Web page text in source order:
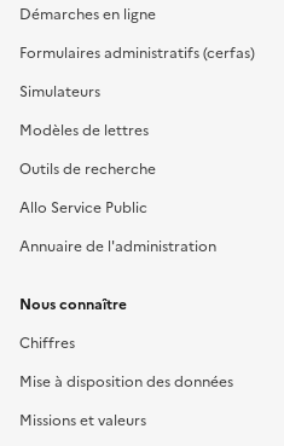
Démarches en ligne
Formulaires administratifs (cerfas)
Simulateurs
Modèles de lettres
Outils de recherche
Allo Service Public
Annuaire de l'administration
Nous connaître
Chiffres
Mise à disposition des données
Missions et valeurs